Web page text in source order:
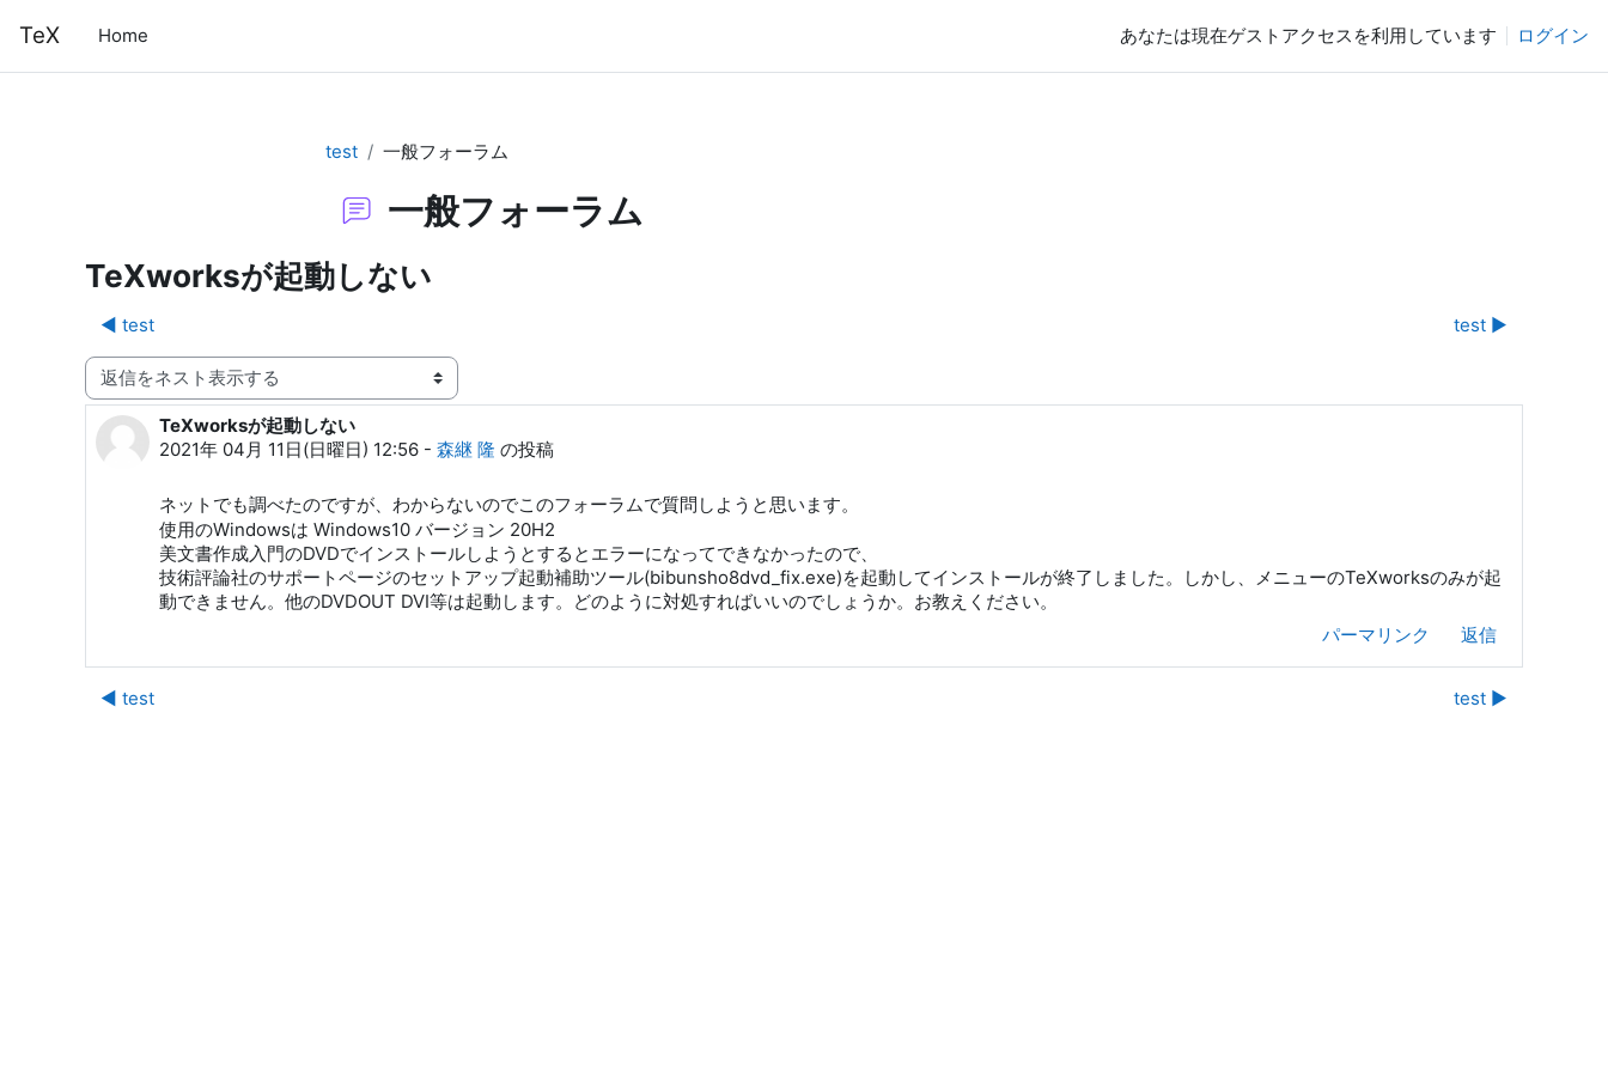
TeX Home あなたは現在ゲストアクセスを利用しています ログイン
test 一般フォーラム
一般フォーラム
TeXworksが起動しない
◀︎ test test ▶︎
表示モード
TeXworksが起動しない
2021年 04月 11日(日曜日) 12:56 - 森継 隆 の投稿
返信数: 0
ネットでも調べたのですが、わからないのでこのフォーラムで質問しようと思います。
使用のWindowsは Windows10 バージョン 20H2
美文書作成入門のDVDでインストールしようとするとエラーになってできなかったので、
技術評論社のサポートページのセットアップ起動補助ツール(bibunsho8dvd_fix.exe)を起動してインストールが終了しました。しかし、メニューのTeXworksのみが起
動できません。他のDVDOUT DVI等は起動します。どのように対処すればいいのでしょうか。お教えください。
パーマリンク
返信
◀︎ test test ▶︎